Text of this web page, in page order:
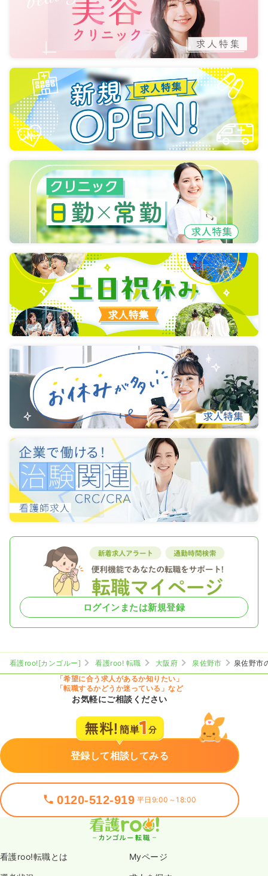
2交代（常勤） 一時募集休止
お問い合わせください
時間 8:30～17:00
（休憩45分）
4週8休以上
ブランク可
気になる 詳細を見る
救急外来 正看護師 一般病院
3交代（常勤） 一時募集休止
給与 26.3〜48.6万円/月
※一例
時間 8:30～17:00（休憩45分）
4週8休以上
ブランク可 月給40万円以上可
気になる 詳細を見る
ログインまたは新規登録
看護roo![カンゴルー] 看護roo! 転職 大阪府 泉佐野市
泉佐野市
「希望に合う求人があるか知りたい」
「転職するかどうか迷っている」など
お気軽にご相談ください
登録して相談してみる
0120-512-919 平日9:00～18:00
看護roo!転職とは Myページ